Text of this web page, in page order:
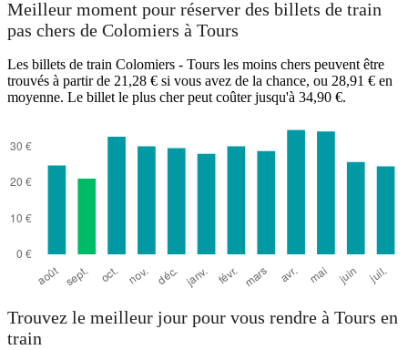
Meilleur moment pour réserver des billets de train
pas chers de Colomiers à Tours
Les billets de train Colomiers - Tours les moins chers peuvent être
trouvés à partir de 21,28 € si vous avez de la chance, ou 28,91 € en
moyenne. Le billet le plus cher peut coûter jusqu'à 34,90 €.
Trouvez le meilleur jour pour vous rendre à Tours en
train